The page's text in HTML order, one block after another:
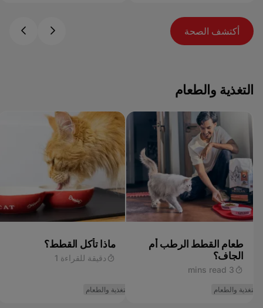
أكتشف الصحة
التغذية والطعام
طعام القطط الرطب أم
الجاف؟
3 mins read
التغذية والطعام
ماذا تأكل القطط؟
دقيقة للقراءة 1
التغذية والطعام